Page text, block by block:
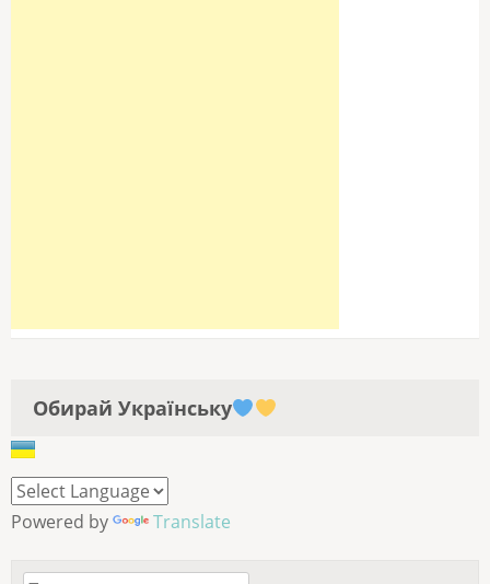
Обирай Українську
Powered by Translate